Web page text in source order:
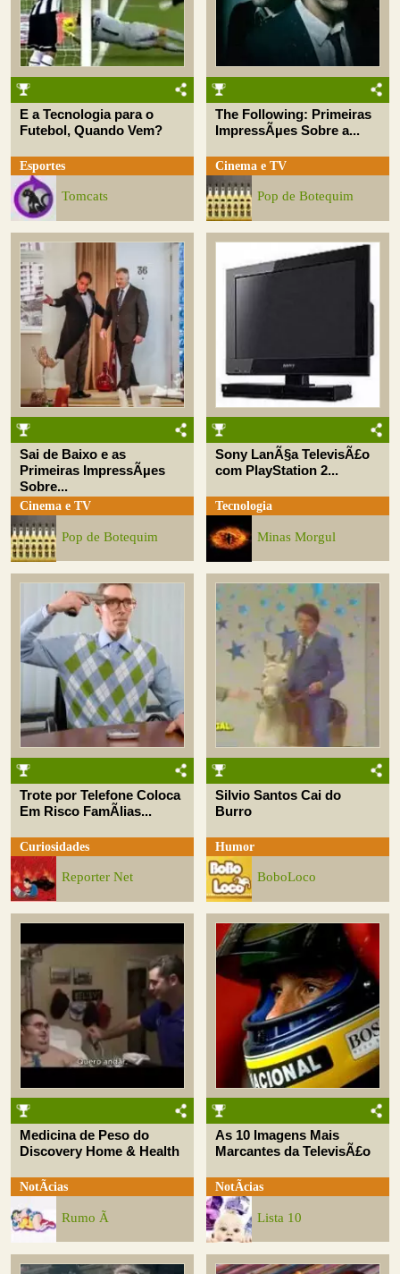
E a Tecnologia para o
Futebol, Quando Vem?
Esportes
Tomcats
The Following: Primeiras
ImpressÃµes Sobre a...
Cinema e TV
Pop de Botequim
Sai de Baixo e as
Primeiras ImpressÃµes
Sobre...
Cinema e TV
Pop de Botequim
Sony LanÃ§a TelevisÃ£o
com PlayStation 2...
Tecnologia
Minas Morgul
Trote por Telefone Coloca
Em Risco FamÃ­lias...
Curiosidades
Reporter Net
Silvio Santos Cai do
Burro
Humor
BoboLoco
Medicina de Peso do
Discovery Home & Health
NotÃ­cias
Rumo Ã
As 10 Imagens Mais
Marcantes da TelevisÃ£o
NotÃ­cias
Lista 10